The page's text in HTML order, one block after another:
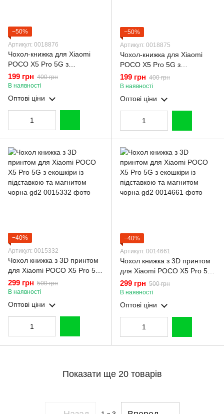
−50%
Артикул: 0018876
Чохол-книжка для Xiaomi
POCO X5 Pro 5G з
підставкою на сяомі поко х5
про 5г бузкова gd1
199 грн 400 грн
В наявності
Оптові ціни
−50%
Артикул: 0018875
Чохол-книжка для Xiaomi
POCO X5 Pro 5G з
підставкою на сяомі поко х5
про 5г синя gd1
199 грн 400 грн
В наявності
Оптові ціни
−40%
Артикул: 0015332
Чохол книжка з 3D принтом
для Xiaomi POCO X5 Pro 5G
з екошкіри із підставкою та
магнитом чорна gd2
299 грн 500 грн
В наявності
Оптові ціни
−40%
Артикул: 0014661
Чохол книжка з 3D принтом
для Xiaomi POCO X5 Pro 5G
з екошкіри із підставкою та
магнитом чорна gd2
299 грн 500 грн
В наявності
Оптові ціни
Показати ще 20 товарів